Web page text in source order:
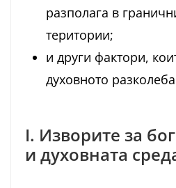
разполага в
територии;
и други фактори,
духовното
I. Изворите за
и духовната